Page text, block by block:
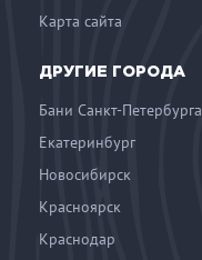
Карта сайта
ДРУГИЕ ГОРОДА
Бани Санкт-Петербурга
Екатеринбург
Новосибирск
Красноярск
Краснодар